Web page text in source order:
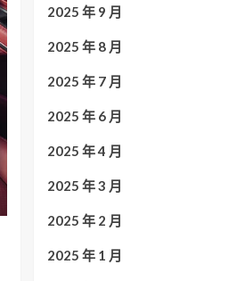
2025 年 9 月
2025 年 8 月
2025 年 7 月
2025 年 6 月
2025 年 4 月
2025 年 3 月
2025 年 2 月
2025 年 1 月